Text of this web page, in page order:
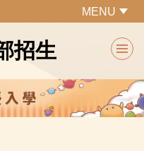
招生
MENU